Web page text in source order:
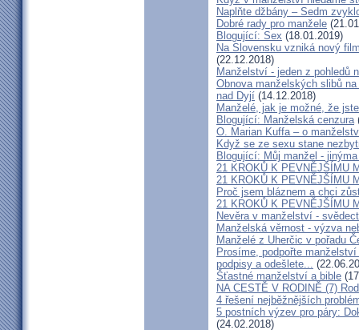
Naplňte džbány – Sedm
Dobré rady pro manžele
Blogující: Sex (18.01.2019)
Na Slovensku vzniká nový
(22.12.2018)
Manželství - jeden z pohledů
Obnova manželských slibů
nad Dyjí (14.12.2018)
Manželé, jak je možné, že
Blogující: Manželská cenzura
O. Marian Kuffa – o
Když se ze sexu stane
Blogující: Můj manžel -
21 KROKŮ K PEVNĚJŠÍMU
21 KROKŮ K PEVNĚJŠÍMU
Proč jsem bláznem a chci
21 KROKŮ K PEVNĚJŠÍMU
Nevěra v manželství -
Manželská věrnost - výzva
Manželé z Uherčic v pořadu
Prosíme, podpořte
podpisy a odešlete...
Šťastné manželství a bible
NA CESTĚ V RODINĚ (7)
4 řešení nejběžnějších
5 postních výzev pro páry:
(24.02.2018)